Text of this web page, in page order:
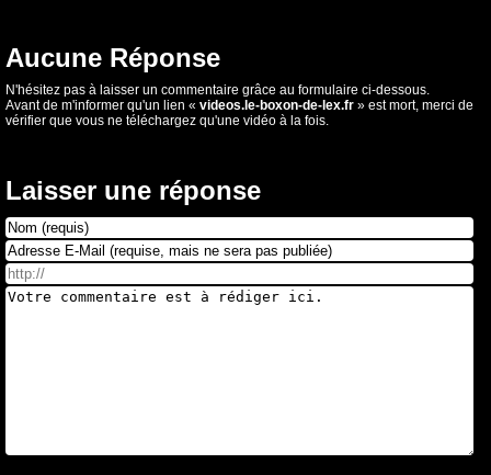
Aucune Réponse
N'hésitez pas à laisser un commentaire grâce au formulaire ci-dessous.
Avant de m'informer qu'un lien « videos.le-boxon-de-lex.fr » est mort, merci de
vérifier que vous ne téléchargez qu'une vidéo à la fois.
Laisser une réponse